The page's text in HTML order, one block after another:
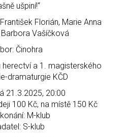
ušpiní!“
Florián, Marie Anna
Vašíčková
Činohra
herectví a 1. magisterského
dramaturgie KČD
21.3.2025, 20:00
100 Kč, na místě 150 Kč
M-klub
S-klub